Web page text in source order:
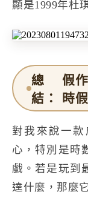
顯是1999年杜
總
結：
假
時
對我來說一
心，特別是時
戲。若是玩到
達什麼，那麼